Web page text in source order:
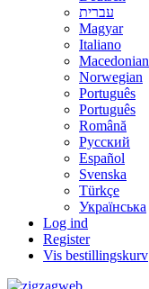
עברית
Magyar
Italiano
Macedonian
Norwegian
Português
Português
Română
Русский
Español
Svenska
Türkçe
Українська
Log ind
Register
Vis bestillingskurv